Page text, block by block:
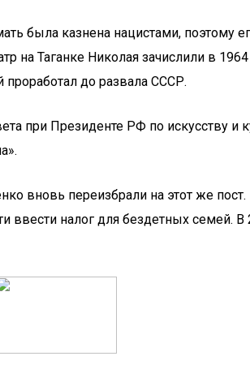
была казнена нацистами,
на Таганке Николая зачислили в
до развала СССР.
при Президенте РФ по искусству и
вновь переизбрали на этот же
ввести налог для бездетных семей.